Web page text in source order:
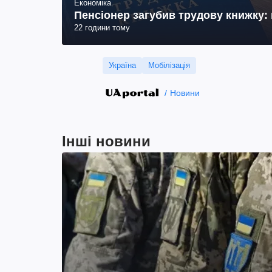
Економіка
Пенсіонер загубив трудову
22 години тому
Україна Мобілізація
Новини
Інші новини